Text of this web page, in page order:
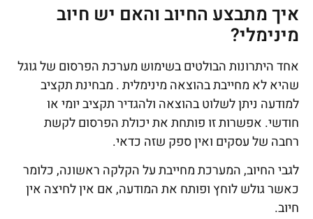
איך מתבצע החיוב והאם יש חיוב
מינימלי?
אחד היתרונות הבולטים בשימוש מערכת הפרסום של גוגל
שהיא לא מחייבת בהוצאה מינימלית . מבחינת תקציב
למודעה ניתן לשלוט בהוצאה ולהגדיר תקציב יומי או
חודשי. אפשרות זו פותחת את יכולת הפרסום לקשת
רחבה של עסקים ואין ספק שזה כדאי.
לגבי החיוב, המערכת מחייבת על הקלקה ראשונה, כלומר
כאשר גולש לוחץ ופותח את המודעה, אם אין לחיצה אין
חיוב.